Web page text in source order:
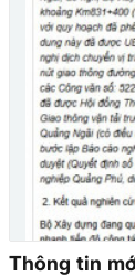
Thông tin